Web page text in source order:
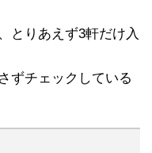
とりあえず3軒だけ入
ずチェックしている